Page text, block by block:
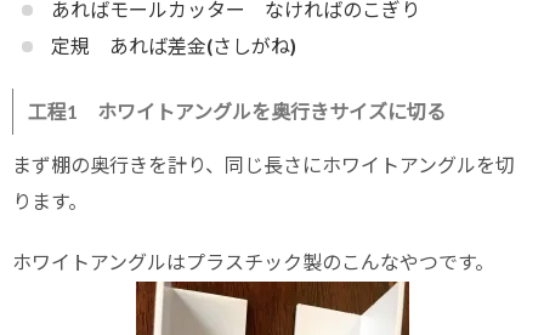
あればモールカッター なければのこぎり
定規 あれば差金(さしがね)
工程1 ホワイトアングルを奥行きサイズに切る
まず棚の奥行きを計り、同じ長さにホワイトアングルを切
ります。
ホワイトアングルはプラスチック製のこんなやつです。